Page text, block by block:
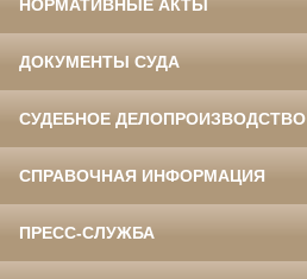
НОРМАТИВНЫЕ АКТЫ
ДОКУМЕНТЫ СУДА
СУДЕБНОЕ ДЕЛОПРОИЗВОДСТВО
СПРАВОЧНАЯ ИНФОРМАЦИЯ
ПРЕСС-СЛУЖБА